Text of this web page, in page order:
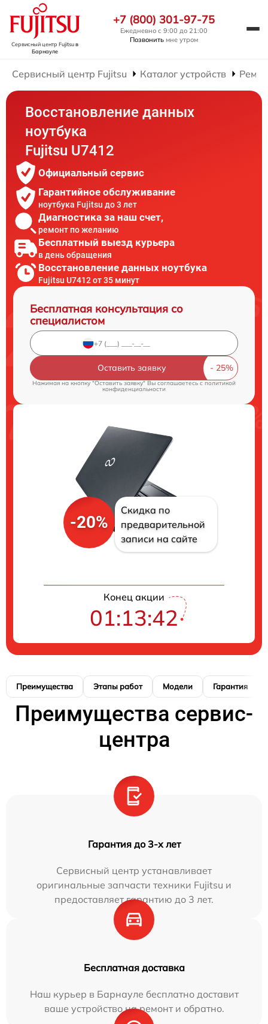
Сервисный центр Fujitsuв
Барнауле
+7 (800) 301-97-75
Ежедневно с 9:00 до 21:00
Позвонить мне утром
Сервисный центр Fujitsu Каталог устройств
Восстановление данных
ноутбука
Fujitsu U7412
Официальный сервис
Гарантийное обслуживание
ноутбука Fujitsu до 3 лет
Диагностика за наш счет,
ремонт по желанию
Бесплатный выезд курьера
в день обращения
Восстановление данных ноутбука
Fujitsu U7412 от 35 минут
Бесплатная консультация со
специалистом
Оставить заявку
Нажимая на кнопку "Оставить заявку" Вы соглашаетесь cполитикой
конфиденциальности
-20%
Скидка по
предварительной
записи на сайте
Конец акции
01:13:41
Преимущества Этапы работ Модели Гарантия
Преимущества сервис-
центра
Гарантия до 3-х лет
Сервисный центр устанавливает
оригинальные запчасти техники Fujitsu и
предоставляет гарантию до 3 лет.
Бесплатная доставка
Наш курьер в Барнауле бесплатно доставит
ваше устройство на ремонт и обратно.